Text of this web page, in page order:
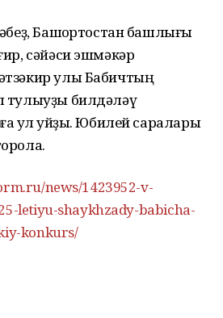
Башҡортостан башлығы
сәйәси эшмәкәр
улы Бабичтың
билдәләү
ҡул ҡуйҙы. Юбилей саралары
news/1423952-v-
letiyu-shaykhzady-babicha-
konkurs/